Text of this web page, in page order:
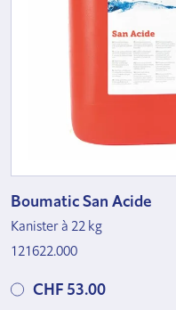
Boumatic San Acide
Kanister à 22 kg
121622.000
CHF 53.00